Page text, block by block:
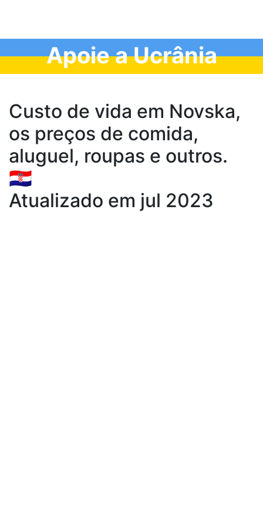
Apoie a Ucrânia
Custo de vida em Novska,
os preços de comida,
aluguel, roupas e outros.
🇭🇷
Atualizado em jul 2023